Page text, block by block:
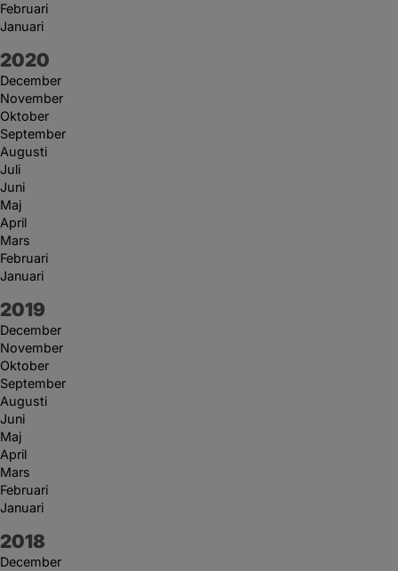
Februari
Januari
År:
2020
December
November
Oktober
September
Augusti
Juli
Juni
Maj
April
Mars
Februari
Januari
År:
2019
December
November
Oktober
September
Augusti
Juni
Maj
April
Mars
Februari
Januari
År:
2018
December